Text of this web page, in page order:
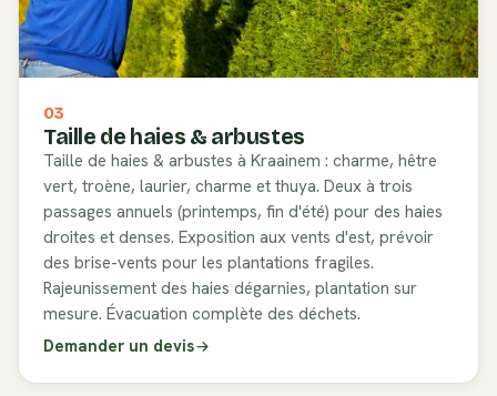
03
Taille de haies & arbustes
Taille de haies & arbustes à Kraainem : charme, hêtre
vert, troène, laurier, charme et thuya. Deux à trois
passages annuels (printemps, fin d'été) pour des haies
droites et denses. Exposition aux vents d'est, prévoir
des brise-vents pour les plantations fragiles.
Rajeunissement des haies dégarnies, plantation sur
mesure. Évacuation complète des déchets.
Demander un devis